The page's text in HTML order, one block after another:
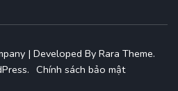
| Developed By Rara Theme.
. Chính sách bảo mật